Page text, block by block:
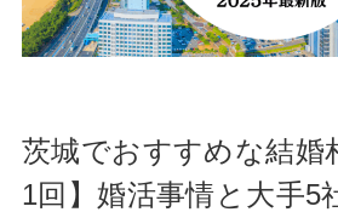
茨城でおすすめな結婚
1回】婚活事情と大手5